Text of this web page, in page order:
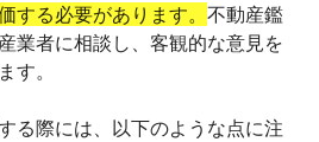
する必要があります。 不動産鑑
業者に相談し、客観的な意見を
す。
る際には、以下のような点に注